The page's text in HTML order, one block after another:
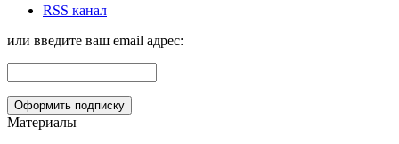
RSS канал
или введите ваш email адрес:
Материалы